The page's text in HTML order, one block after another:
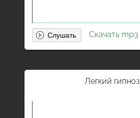
Скачать mp3
Легкий гипноз